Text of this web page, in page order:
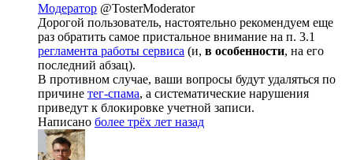
Модератор @TosterModerator
Дорогой пользователь, настоятельно рекомендуем еще
раз обратить самое пристальное внимание на п. 3.1
регламента работы сервиса (и, в особенности, на его
последний абзац).
В противном случае, ваши вопросы будут удаляться по
причине тег-спама, а систематические нарушения
приведут к блокировке учетной записи.
Написано более трёх лет назад